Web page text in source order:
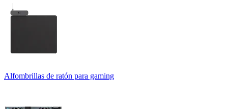
Alfombrillas de ratón para gaming